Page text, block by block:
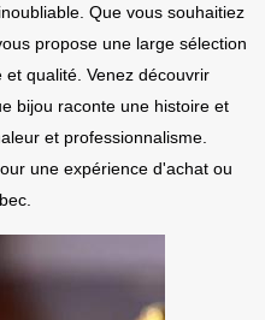
Que vous souhaitiez
propose une large sélection
qualité. Venez découvrir
bijou raconte une histoire et
et professionnalisme.
une expérience d'achat ou